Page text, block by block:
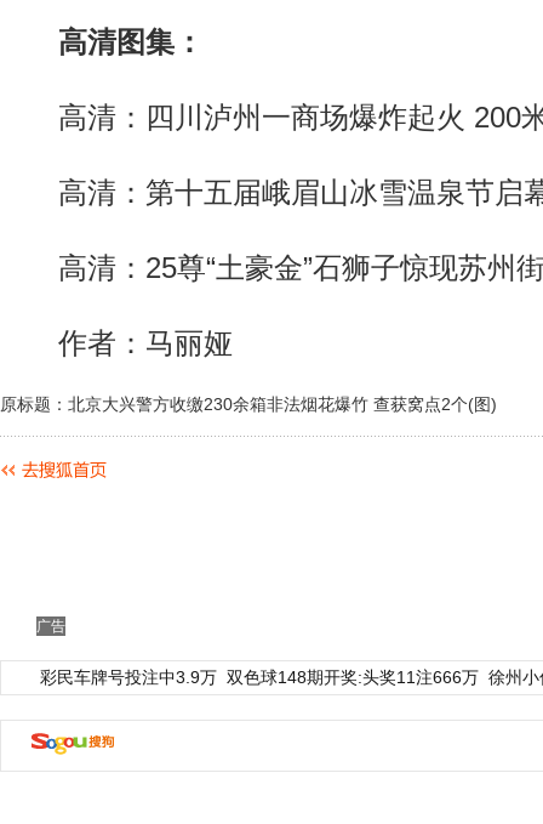
高清图集：
高清：四川泸州一商场爆炸起火 200
高清：第十五届峨眉山冰雪温泉节启
高清：25尊“土豪金”石狮子惊现苏州
作者：马丽娅
原标题：北京大兴警方收缴230余箱非法烟花爆竹 查获窝点2个(图)
广告
彩民车牌号投注中3.9万 双色球148期开奖:头奖11注666万 徐州